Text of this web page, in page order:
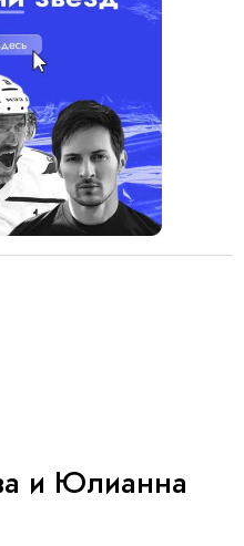
и Юлианна